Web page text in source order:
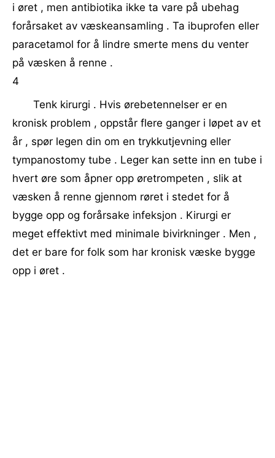
i øret , men antibiotika ikke ta vare på ubehag
forårsaket av væskeansamling . Ta ibuprofen eller
paracetamol for å lindre smerte mens du venter
på væsken å renne .
4
Tenk kirurgi . Hvis ørebetennelser er en
kronisk problem , oppstår flere ganger i løpet av et
år , spør legen din om en trykkutjevning eller
tympanostomy tube . Leger kan sette inn en tube i
hvert øre som åpner opp øretrompeten , slik at
væsken å renne gjennom røret i stedet for å
bygge opp og forårsake infeksjon . Kirurgi er
meget effektivt med minimale bivirkninger . Men ,
det er bare for folk som har kronisk væske bygge
opp i øret .